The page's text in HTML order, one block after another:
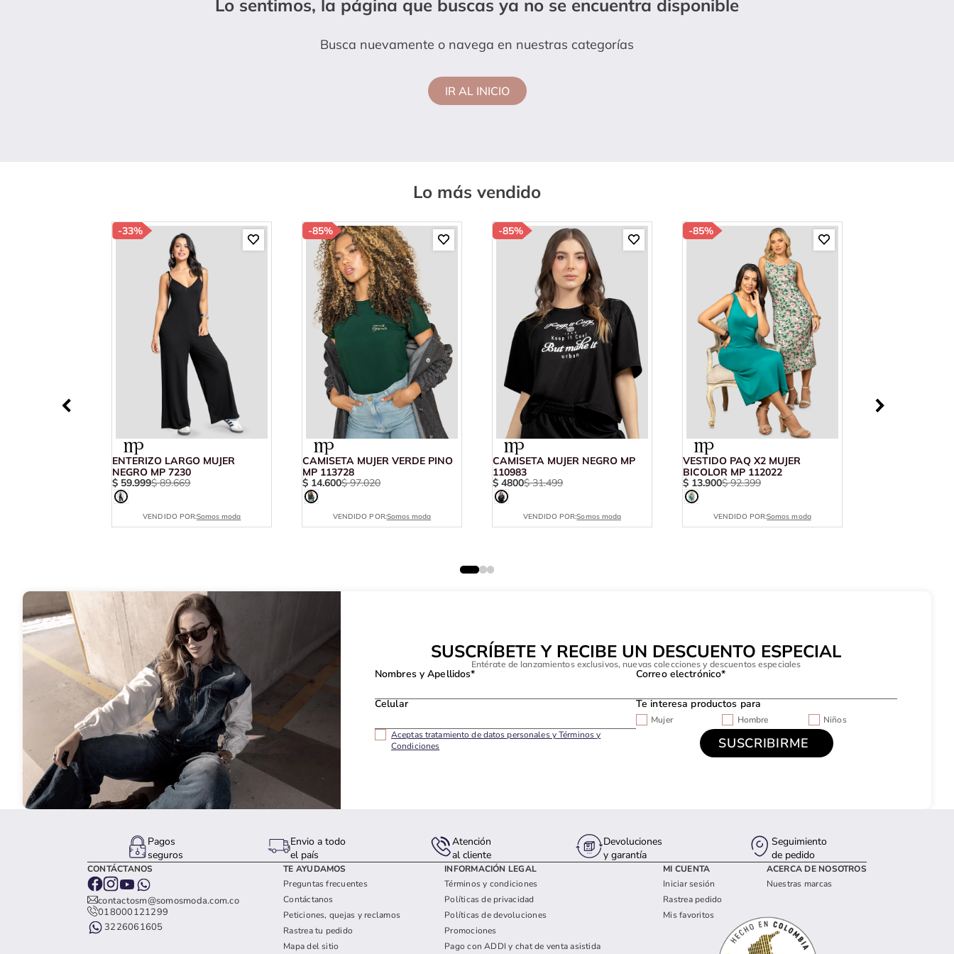
Lo sentimos, la página que buscas ya no se encuentra disponible
Busca nuevamente o navega en nuestras categorías
IR AL INICIO
Lo más vendido
-33%
ENTERIZO LARGO MUJER
NEGRO MP 7230
$ 59.999$ 89.669
VENDIDO POR:Somos moda
-85%
CAMISETA MUJER VERDE PINO
MP 113728
$ 14.600$ 97.020
VENDIDO POR:Somos moda
-85%
CAMISETA MUJER NEGRO MP
110983
$ 4800$ 31.499
VENDIDO POR:Somos moda
-85%
VESTIDO PAQ X2 MUJER
BICOLOR MP 112022
$ 13.900$ 92.399
VENDIDO POR:Somos moda
SUSCRÍBETE Y RECIBE UN DESCUENTO ESPECIAL
Entérate de lanzamientos exclusivos, nuevas colecciones y descuentos especiales
Nombres y Apellidos* Correo electrónico*
Celular Te interesa productos para
Mujer Hombre
Niños
Aceptas tratamiento de datos personales y Términos y
Condiciones
Pagos
seguros
Envio a todo
el país
Atención
al cliente
Devoluciones
y garantía
Seguimiento
de pedido
CONTÁCTANOS
contactosm@somosmoda.com.co
018000121299
3226061605
TE AYUDAMOS
Preguntas frecuentes
Contáctanos
Peticiones, quejas y reclamos
Rastrea tu pedido
Mapa del sitio
INFORMACIÓN LEGAL
Términos y condiciones
Políticas de privacidad
Políticas de devoluciones
Promociones
Pago con ADDI y chat de venta asistida
MI CUENTA
Iniciar sesión
Rastrea pedido
Mis favoritos
ACERCA DE NOSOTROS
Nuestras marcas
10. panties